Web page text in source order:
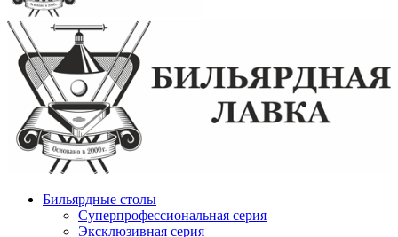
Бильярдные столы
Суперпрофессиональная серия
Эксклюзивная серия